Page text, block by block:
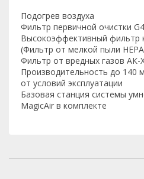
Подогрев воздуха
Фильтр первичной очистки G4
Высокоэффективный фильтр
(Фильтр от мелкой пыли
Фильтр от вредных газов АК-
Производительность до 140
от условий эксплуатации
Базовая станция системы
MagicAir в комплекте